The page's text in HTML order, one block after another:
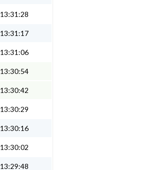
13:31:28
13:31:17
13:31:06
13:30:54
13:30:42
13:30:29
13:30:16
13:30:02
13:29:48